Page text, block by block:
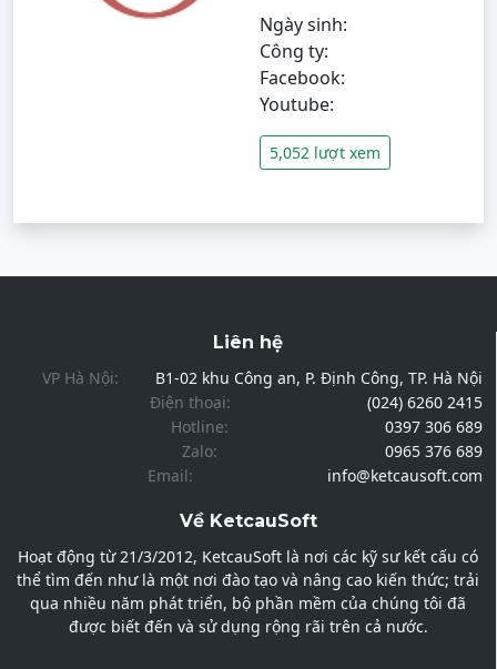
Ngày sinh:
Công ty:
Facebook:
Youtube:
5,052 lượt xem
Liên hệ
VP Hà Nội:
B1-02 khu Công an, P. Định Công, TP. Hà Nội
Điện thoại:
(024) 6260 2415
Hotline:
0397 306 689
Zalo:
0965 376 689
Email:
info@ketcausoft.com
Về KetcauSoft
Hoạt động từ 21/3/2012, KetcauSoft là nơi các kỹ sư kết cấu có
thể tìm đến như là một nơi đào tạo và nâng cao kiến thức; trải
qua nhiều năm phát triển, bộ phần mềm của chúng tôi đã
được biết đến và sử dụng rộng rãi trên cả nước.